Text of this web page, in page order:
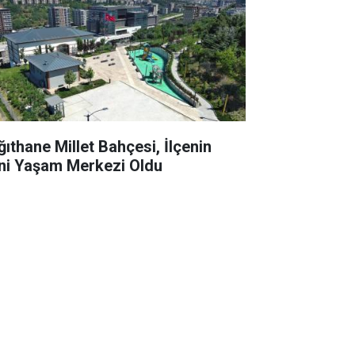
Millet Bahçesi, İlçenin
Yaşam Merkezi Oldu